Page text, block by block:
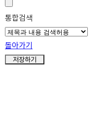
통합검색
돌아가기
저장하기